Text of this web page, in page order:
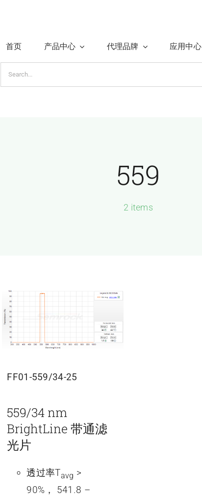
首页 产品中心 代理品牌 应用中心
索：
559
2 items
FF01-559/34-25
559/34 nm
BrightLine 带通滤
光片
透过率Tavg >
90%， 541.8 –